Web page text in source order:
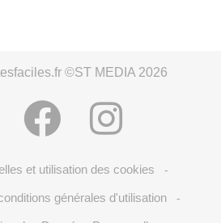
©ST MEDIA 2026
et utilisation des cookies -
générales d'utilisation -